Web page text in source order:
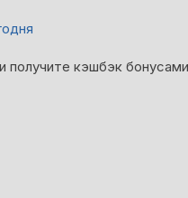
получите кэшбэк